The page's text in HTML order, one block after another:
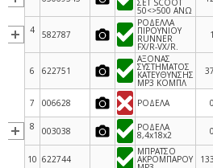
ΣΕΤ SCOOT
50<>500 ΑΝΩ
4 582787
ΡΟΔΕΛΛΑ
ΠΙΡΟΥΝΙΟΥ
RUNNER
FX/R-VX/R.
6 622751
ΑΞΟΝΑΣ
ΣΥΣΤΗΜΑΤΟΣ
ΚΑΤΕΥΘΥΝΣΗΣ
MP3 ΚΟΜΠΛ
7 006628 ΡΟΔΕΛΑ
8 003038 ΡΟΔΕΛΑ
8,4x18x2
10 622744
ΜΠΡΑΤΣΟ
ΑΚΡΟΜΠΑΡΟΥ